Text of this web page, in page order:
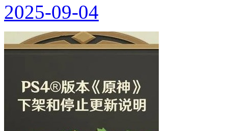
2025-09-04